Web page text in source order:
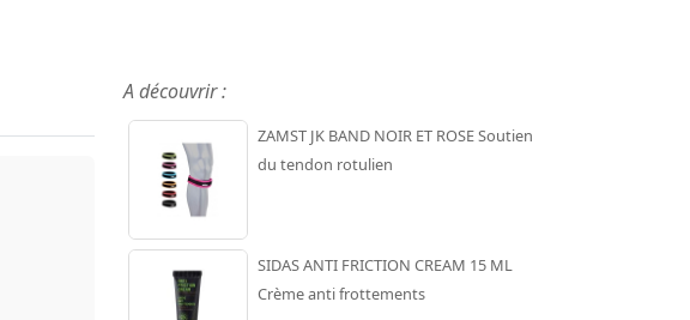
A découvrir :
ZAMST JK BAND NOIR ET ROSE Soutien
du tendon rotulien
SIDAS ANTI FRICTION CREAM 15 ML
Crème anti frottements